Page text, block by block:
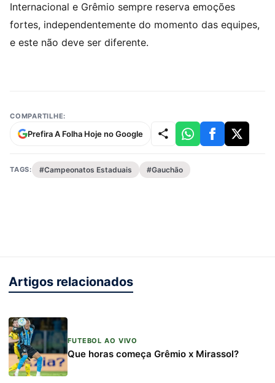
Internacional e Grêmio sempre reserva emoções
fortes, independentemente do momento das equipes,
e este não deve ser diferente.
COMPARTILHE:
Prefira A Folha Hoje no Google
TAGS: #Campeonatos Estaduais #Gauchão
Artigos relacionados
FUTEBOL AO VIVO
Que horas começa Grêmio x Mirassol?